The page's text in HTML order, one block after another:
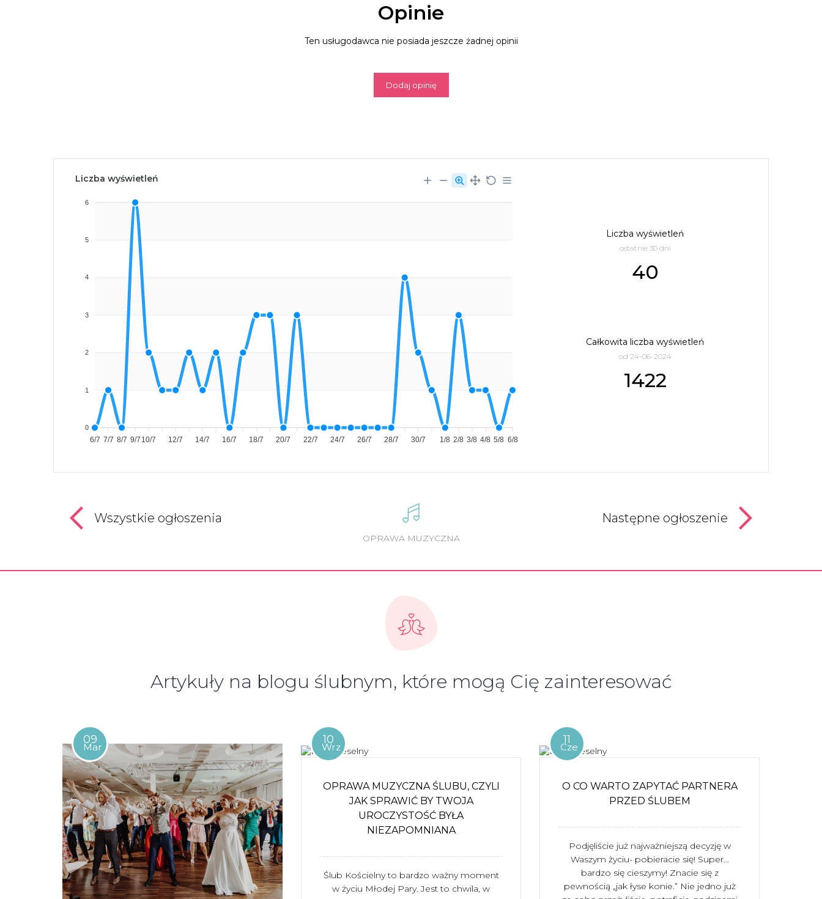
Opinie
Ten usługodawca nie posiada jeszcze żadnej opinii
Dodaj opinię
Liczba wyświetleń
6
5
4
3
2
1
0
6/7 7/7 8/7 9/7 10/7 12/7 14/7 16/7 18/7 20/7 22/7 24/7 26/7 28/7 30/7 1/8 2/8 3/8 4/8 5/8 6/8
Liczba wyświetleń
ostatnie 30 dni
40
Całkowita liczba wyświetleń
od 24-06-2024
1422
Wszystkie ogłoszenia
OPRAWA MUZYCZNA
Następne ogłoszenie
Artykuły na blogu ślubnym, które mogą Cię zainteresować
09
Mar
10
Wrz
OPRAWA MUZYCZNA ŚLUBU, CZYLI
JAK SPRAWIĆ BY TWOJA
UROCZYSTOŚĆ BYŁA
NIEZAPOMNIANA
Ślub Kościelny to bardzo ważny moment
w życiu Młodej Pary. Jest to chwila, w
11
Cze
O CO WARTO ZAPYTAĆ PARTNERA
PRZED ŚLUBEM
Podjęliście już najważniejszą decyzję w
Waszym życiu- pobieracie się! Super…
bardzo się cieszymy! Znacie się z
pewnością „jak łyse konie.” Nie jedno już